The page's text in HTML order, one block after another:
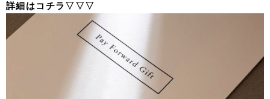
詳細はコチラ▽▽▽